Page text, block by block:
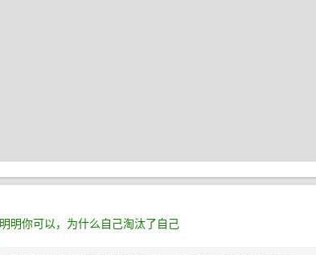
明明你可以，为什么自己淘汰了自己